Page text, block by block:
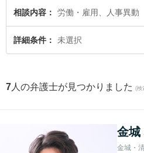
当な人事異動のトラブル解決の実績豊富な
相談無料で不当な人事異動を法律相談でき
約したい』などでお困りの相談者さんにお
相談内容 労働・雇用、人事異動
詳細条件 未選択
7 人の弁護士が見つかりました (検
金城
金城・